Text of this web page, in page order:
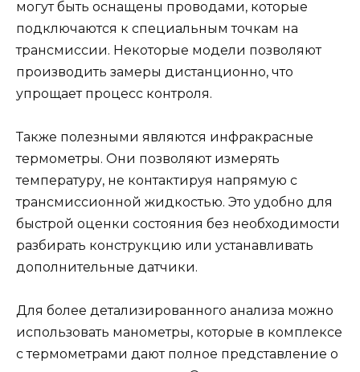
могут быть оснащены проводами, которые
подключаются к специальным точкам на
трансмиссии. Некоторые модели позволяют
производить замеры дистанционно, что
упрощает процесс контроля.
Также полезными являются инфракрасные
термометры. Они позволяют измерять
температуру, не контактируя напрямую с
трансмиссионной жидкостью. Это удобно для
быстрой оценки состояния без необходимости
разбирать конструкцию или устанавливать
дополнительные датчики.
Для более детализированного анализа можно
использовать манометры, которые в комплексе
с термометрами дают полное представление о